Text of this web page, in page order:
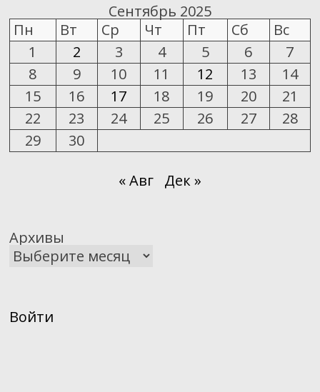
Сентябрь 2025
Пн
Вт Ср Чт Пт Сб
Вс
1
2 3 4 5 6
7
8
9 10 11 12 13
14
15
16 17 18 19 20
21
22
23 24 25 26 27
28
29
30
« Авг Дек »
Архивы
Войти